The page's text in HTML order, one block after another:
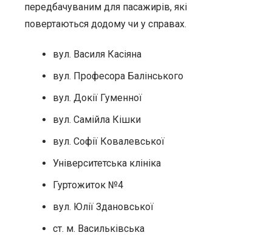
передбачуваним для пасажирів, які
повертаються додому чи у справах.
вул. Василя Касiяна
вул. Професора Балінського
вул. Докії Гуменної
вул. Самійла Кішки
вул. Софії Ковалевської
Університетська клініка
Гуртожиток №4
вул. Юлії Здановської
ст. м. Васильківська